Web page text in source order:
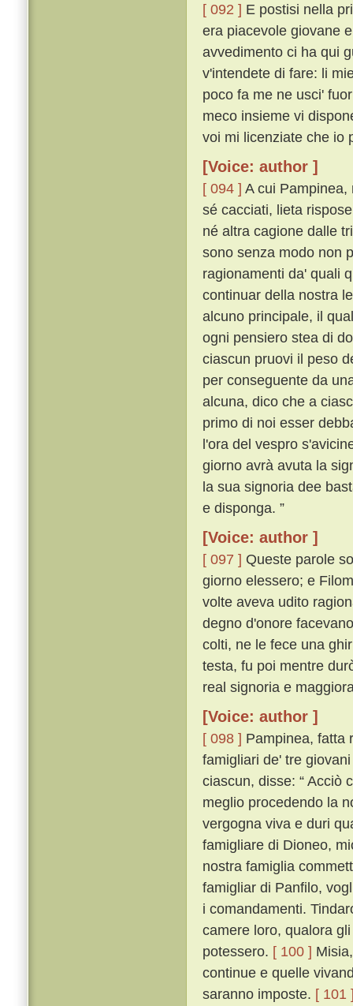
[ 092 ] E postisi nella
era piacevole giovane
avvedimento ci ha qui
v'intendete di fare: li
poco fa me ne usci'
meco insieme vi
voi mi licenziate che io
[Voice: author ]
[ 094 ] A cui
sé cacciati, lieta
né altra cagione dalle
sono senza modo non
ragionamenti da' quali
continuar della nostra
alcuno principale, il
ogni pensiero stea di
ciascun pruovi il peso
per conseguente da
alcuna, dico che a
primo di noi esser
l'ora del vespro
giorno avrà avuta la
la sua signoria dee
e disponga. ”
[Voice: author ]
[ 097 ] Queste parole
giorno elessero; e
volte aveva udito
degno d'onore
colti, ne le fece una
testa, fu poi mentre
real signoria e
[Voice: author ]
[ 098 ] Pampinea, fatta
famigliari de' tre
ciascun, disse: “ Acciò
meglio procedendo la
vergogna viva e duri
famigliare di Dioneo,
nostra famiglia
famigliar di Panfilo,
i comandamenti.
camere loro, qualora
potessero. [ 100 ]
continue e quelle
saranno imposte. [ 101